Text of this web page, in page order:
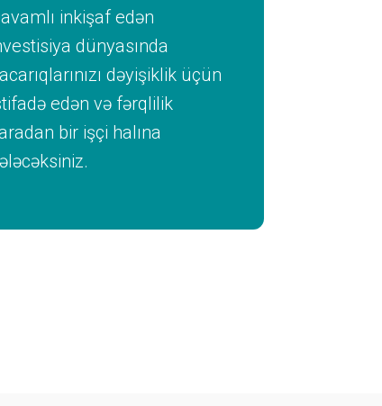
inkişaf edən
dünyasında
dəyişiklik üçün
edən və fərqlilik
bir işçi halına